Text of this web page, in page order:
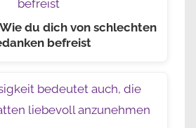
du dich von schlechten
befreist